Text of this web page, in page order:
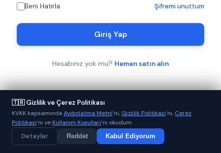
Beni Hatırla Şifremi unuttum
Giriş Yap
Hesabınız yok mu? Hemen satın alın
🇹🇷 Gizlilik ve Çerez Politikası
KVKK kapsamında Aydınlatma Metni’ni, Gizlilik Politikası’nı, Çerez
Politikası’nı ve Kullanım Koşulları’nı okudum.
Detaylar
Reddet Kabul Ediyorum